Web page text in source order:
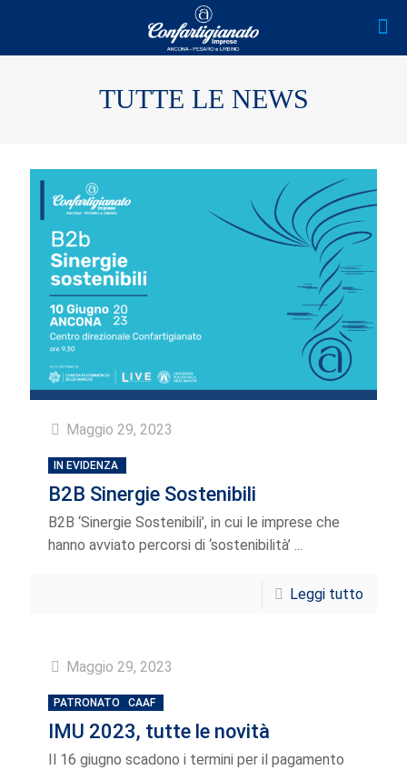
TUTTE LE NEWS
Maggio 29, 2023
IN EVIDENZA
B2B Sinergie Sostenibili
B2B ‘Sinergie Sostenibili’, in cui le imprese che
hanno avviato percorsi di ‘sostenibilità’ ...
Leggi tutto
Maggio 29, 2023
PATRONATO CAAF
IMU 2023, tutte le novità
Il 16 giugno scadono i termini per il pagamento